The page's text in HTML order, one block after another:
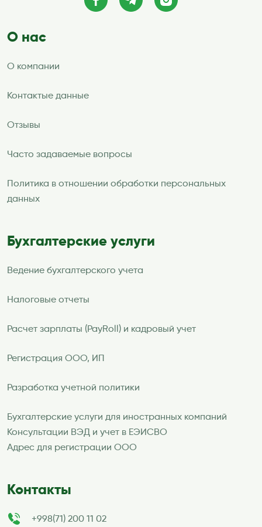
О нас
О компании
Контактые данные
Отзывы
Часто задаваемые вопросы
Политика в отношении обработки персональных
данных
Бухгалтерские услуги
Ведение бухгалтерского учета
Налоговые отчеты
Расчет зарплаты (PayRoll) и кадровый учет
Регистрация ООО, ИП
Разработка учетной политики
Бухгалтерские услуги для иностранных компаний
Консультации ВЭД и учет в ЕЭИСВО
Адрес для регистрации ООО
Контакты
+998(71) 200 11 02